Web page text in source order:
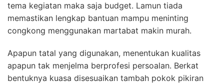
tema kegiatan maka saja budget. Lamun tiada
memastikan lengkap bantuan mampu meninting
congkong menggunakan martabat makin murah.
Apapun tatal yang digunakan, menentukan kualitas
apapun tak menjelma berprofesi persoalan. Berkat
bentuknya kuasa disesuaikan tambah pokok pikiran